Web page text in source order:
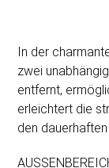
In der
zwei
entfernt,
erleichtert die
den